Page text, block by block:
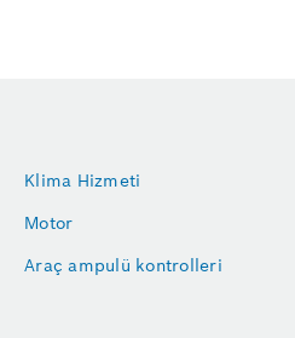
Klima Hizmeti
Motor
Araç ampulü kontrolleri